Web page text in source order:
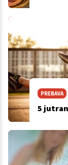
PREBAVA
5